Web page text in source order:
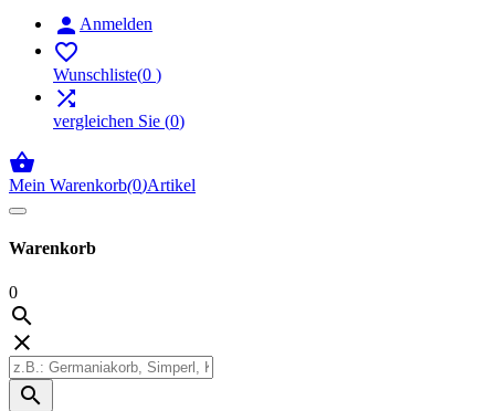
 Anmelden

Wunschliste(0 )

vergleichen Sie (0)

Mein Warenkorb(0)Artikel
Warenkorb
0


